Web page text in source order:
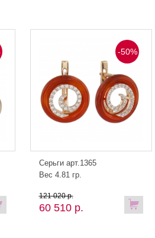
-50%
Серьги арт.1365
Вес 4.81 гр.
60 510 р.
121 020 р.